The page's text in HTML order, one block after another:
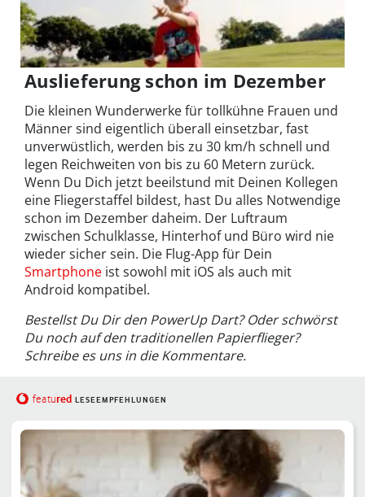
Auslieferung schon im Dezember
Die kleinen Wunderwerke für tollkühne Frauen und
Männer sind eigentlich überall einsetzbar, fast
unverwüstlich, werden bis zu 30 km/h schnell und
legen Reichweiten von bis zu 60 Metern zurück.
Wenn Du Dich jetzt beeilstund mit Deinen Kollegen
eine Fliegerstaffel bildest, hast Du alles Notwendige
schon im Dezember daheim. Der Luftraum
zwischen Schulklasse, Hinterhof und Büro wird nie
wieder sicher sein. Die Flug-App für Dein
Smartphone ist sowohl mit iOS als auch mit
Android kompatibel.
Bestellst Du Dir den PowerUp Dart? Oder schwörst
Du noch auf den traditionellen Papierflieger?
Schreibe es uns in die Kommentare.
featured LESEEMPFEHLUNGEN